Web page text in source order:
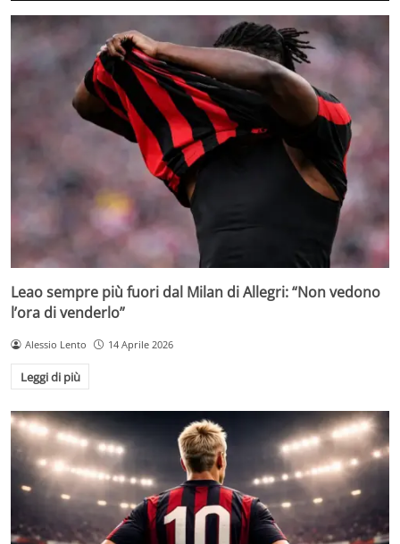
Leao sempre più fuori dal Milan di Allegri: “Non vedono
l’ora di venderlo”
Alessio Lento 14 Aprile 2026
Leggi di più